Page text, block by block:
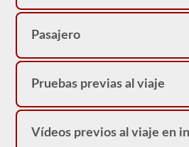
Pasajero
Pruebas previas al viaje
Vídeos previos al viaje en